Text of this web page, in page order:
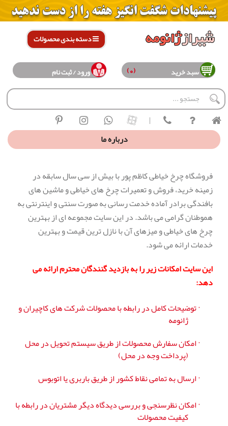
دسته بندی محصولات
سبد خرید (0) ورود / ثبت نام
|
درباره ما
فروشگاه چرخ خیاطی کاظم پور با بیش از سی سال سابقه در
زمینه خرید، فروش و تعمیرات چرخ های خیاطی و ماشین های
بافندگی برادر آماده خدمت رسانی به صورت سنتی و اینترنتی به
هموطنان گرامی می باشد. در این سایت مجموعه ای از بهترین
چرخ های خیاطی و میزهای آن با نازل ترین قیمت و بهترین
خدمات ارائه می شود.
این سایت امکانات زیر را به بازدید گنندگان محترم ارائه می
دهد:
·توضیحات کامل در رابطه با محصولات شرکت های کاچیران و
ژانومه
·امکان سفارش محصولات از طریق سیستم تحویل در محل
(پرداخت وجه در محل)
·ارسال به تمامی نقاط کشور از طریق باربری یا اتوبوس
·امکان نظرسنجی و بررسی دیدگاه دیگر مشتریان در رابطه با
کیفیت محصولات